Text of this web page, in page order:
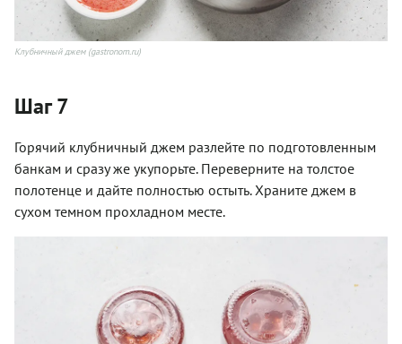
Клубничный джем (gastronom.ru)
Шаг 7
Горячий клубничный джем разлейте по подготовленным
банкам и сразу же укупорьте. Переверните на толстое
полотенце и дайте полностью остыть. Храните джем в
сухом темном прохладном месте.